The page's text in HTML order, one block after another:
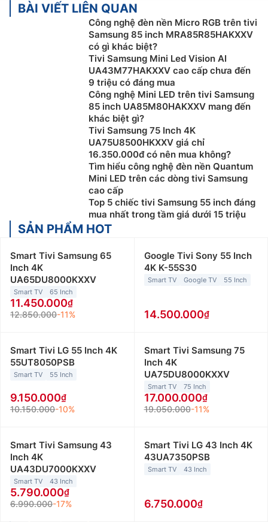
BÀI VIẾT LIÊN QUAN
Công nghệ đèn nền Micro RGB trên tivi
Samsung 85 inch MRA85R85HAKXXV
có gì khác biệt?
Tivi Samsung Mini Led Vision AI
UA43M77HAKXXV cao cấp chưa đến
9 triệu có đáng mua
Công nghệ Mini LED trên tivi Samsung
85 inch UA85M80HAKXXV mang đến
khác biệt gì?
Tivi Samsung 75 Inch 4K
UA75U8500HKXXV giá chỉ
16.350.000đ có nên mua không?
Tìm hiểu công nghệ đèn nền Quantum
Mini LED trên các dòng tivi Samsung
cao cấp
Top 5 chiếc tivi Samsung 55 inch đáng
mua nhất trong tầm giá dưới 15 triệu
SẢN PHẨM HOT
Smart Tivi Samsung 65
Inch 4K
UA65DU8000KXXV
Smart TV 65 Inch
11.450.000
12.850.000-11%
Google Tivi Sony 55 Inch
4K K-55S30
Smart TV Google TV 55 Inch
14.500.000
Smart Tivi LG 55 Inch 4K
55UT8050PSB
Smart TV 55 Inch
9.150.000
10.150.000-10%
Smart Tivi Samsung 75
Inch 4K
UA75DU8000KXXV
Smart TV 75 Inch
17.000.000
19.050.000-11%
Smart Tivi Samsung 43
Inch 4K
UA43DU7000KXXV
Smart TV 43 Inch
5.790.000
6.990.000-17%
Smart Tivi LG 43 Inch 4K
43UA7350PSB
Smart TV 43 Inch
6.750.000